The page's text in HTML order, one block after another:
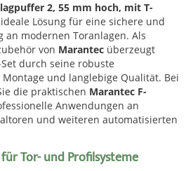
2, 55 mm hoch, mit T-
Lösung für eine sichere und
an modernen Toranlagen. Als
von Marantec überzeugt
durch seine robuste
und langlebige Qualität. Bei
die praktischen Marantec F-
Anwendungen an
und weiteren automatisierten
Tor- und Profilsysteme